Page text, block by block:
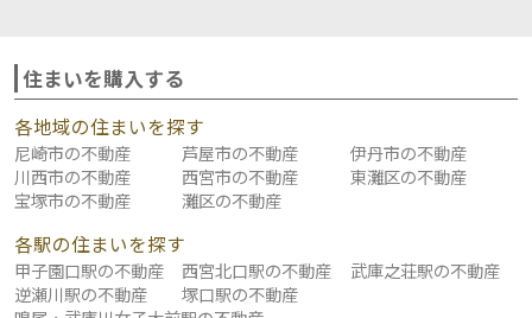
住まいを購入する
各地域の住まいを探す
尼崎市の不動産 芦屋市の不動産
伊丹市の不動産
川西市の不動産
西宮市の不動産
東灘区の不動産
宝塚市の不動産
灘区の不動産
各駅の住まいを探す
甲子園口駅の不動産 西宮北口駅の不動産
武庫之荘駅の不動産
逆瀬川駅の不動産
塚口駅の不動産